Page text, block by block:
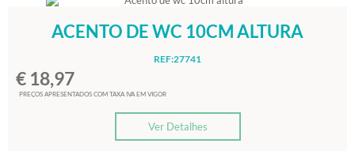
ACENTO DE WC 10CM ALTURA
REF:27741
€ 18,97
PREÇOS APRESENTADOS COM TAXA IVA EM VIGOR
Ver Detalhes